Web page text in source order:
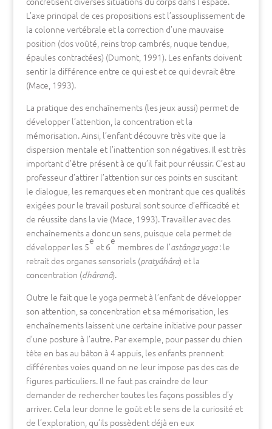
L’axe principal de ces propositions est l’assouplissement de
la colonne vertébrale et la correction d’une mauvaise
position (dos voûté, reins trop cambrés, nuque tendue,
épaules contractées) (Dumont, 1991). Les enfants doivent
sentir la différence entre ce qui est et ce qui devrait être
(Mace, 1993).
La pratique des enchaînements (les jeux aussi) permet de
développer l’attention, la concentration et la
mémorisation. Ainsi, l’enfant découvre très vite que la
dispersion mentale et l’inattention son négatives. Il est très
important d’être présent à ce qu’il fait pour réussir. C’est au
professeur d’attirer l’attention sur ces points en suscitant
le dialogue, les remarques et en montrant que ces qualités
exigées pour le travail postural sont source d’efficacité et
de réussite dans la vie (Mace, 1993). Travailler avec des
enchaînements a donc un sens, puisque cela permet de
développer les 5
e
et 6
e
membres de l’astânga yoga: le
retrait des organes sensoriels (pratyâhâra) et la
concentration (dhâranâ).
Outre le fait que le yoga permet à l’enfant de développer
son attention, sa concentration et sa mémorisation, les
enchaînements laissent une certaine initiative pour passer
d’une posture à l’autre. Par exemple, pour passer du chien
tête en bas au bâton à 4 appuis, les enfants prennent
différentes voies quand on ne leur impose pas des cas de
figures particuliers. Il ne faut pas craindre de leur
demander de rechercher toutes les façons possibles d’y
arriver. Cela leur donne le goût et le sens de la curiosité et
de l’exploration, qu’ils possèdent déjà en eux